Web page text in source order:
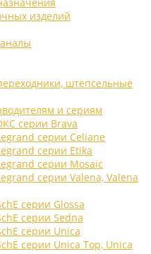
изделий
штепсельные
и сериям
серии Brava
серии Celiane
серии Etika
серии Mosaic
серии Valena, Valena
серии Glossa
серии Sedna
серии Unica
серии Unica Top, Unica